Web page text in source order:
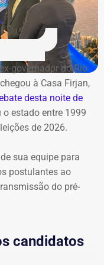
do portal, com
Estamos ao vivo
pelo link.
governador do Rio
à Casa Firjan,
desta noite de
estado entre 1999
de 2026.
sua equipe para
postulantes ao
do pré-
candidatos